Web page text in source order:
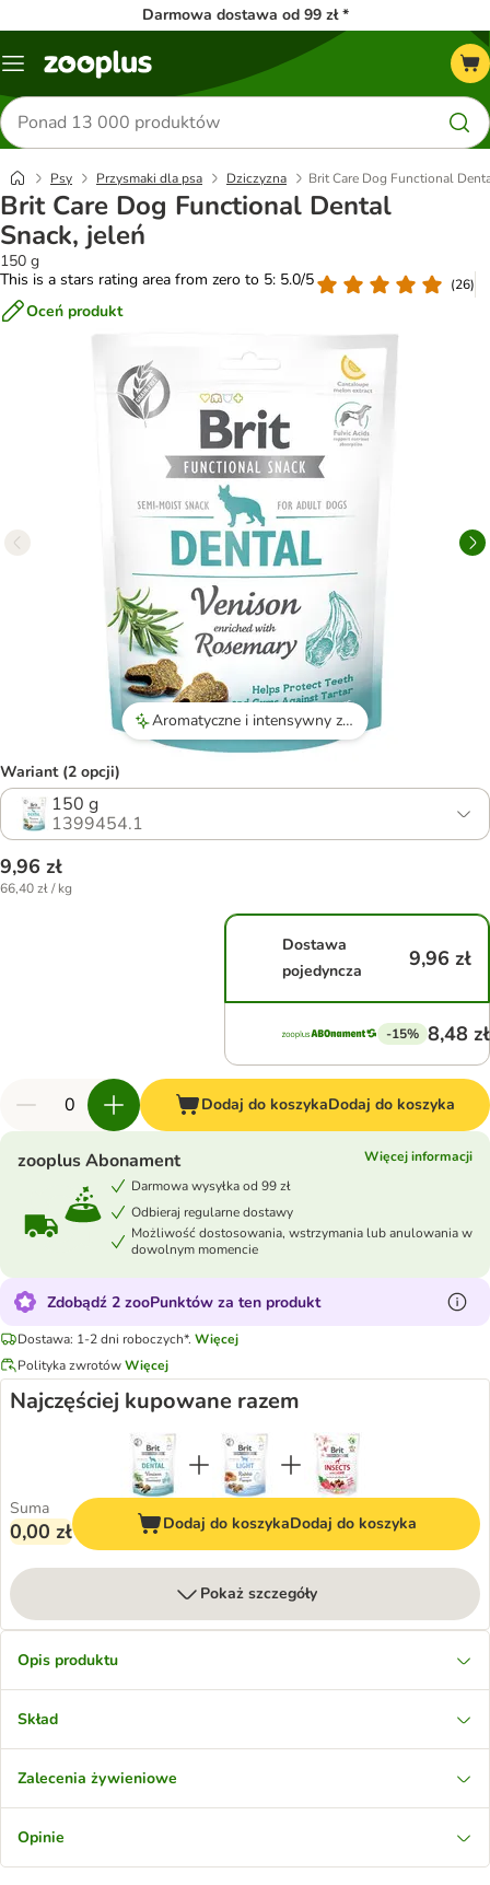
Darmowa dostawa od 99 zł *
Menu
Szukaj
produktów
Psy Przysmaki dla psa Dziczyzna Brit Care Dog Functional
Brit Care Dog Functional Dental
Snack, jeleń
150 g
This is a stars rating area from zero to 5: 5.0/5
(26)
Oceń produkt
Aromatyczne i intensywny zapach rozmarynu, który przyciąga psy i poprawia ich oddech.
Wariant (2 opcji)
150 g
1399454.1
9,96 zł
66,40 zł / kg
Dostawa
pojedyncza
9,96 zł
-15% 8,48 zł
Dodaj do koszykaDodaj do koszyka
zooplus Abonament
Więcej informacji
Darmowa wysyłka od 99 zł
Odbieraj regularne dostawy
Możliwość dostosowania, wstrzymania lub anulowania w
dowolnym momencie
Zdobądź 2 zooPunktów za ten produkt
Dostawa: 1-2 dni roboczych*. Więcej
Polityka zwrotówWięcej
Najczęściej kupowane razem
Suma
0,00 zł Dodaj do koszykaDodaj do koszyka
Pokaż szczegóły
Opis produktu
Skład
Zalecenia żywieniowe
Opinie